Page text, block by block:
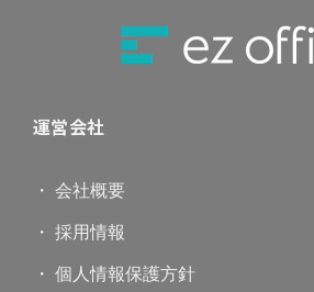
運営会社
・ 会社概要
・ 採用情報
・ 個人情報保護方針